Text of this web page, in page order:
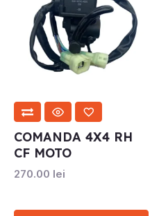
COMANDA 4X4 RH
CF MOTO
270.00 lei